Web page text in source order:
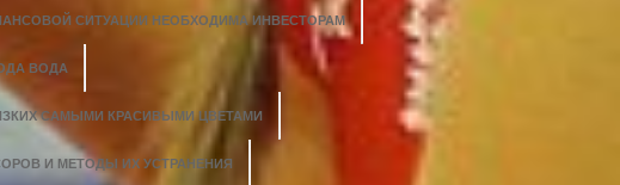
СИТУАЦИИ НЕОБХОДИМА ИНВЕСТОРАМ
ВОДА
САМЫМИ КРАСИВЫМИ ЦВЕТАМИ
И МЕТОДЫ ИХ УСТРАНЕНИЯ